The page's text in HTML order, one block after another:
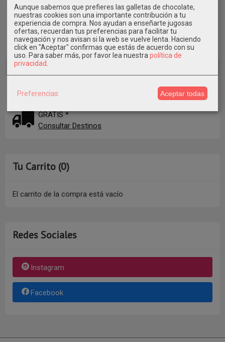
GRATIS *
Consultar Destinos
Tu Carrito (0)
El carrito de la compra está vacío
Redes Sociales
Instagram
Facebook
Aunque sabemos que prefieres las galletas de chocolate,
nuestras cookies son una importante contribución a tu
experiencia de compra. Nos ayudan a enseñarte jugosas
ofertas, recuerdan tus preferencias para facilitar tu
navegación y nos avisan si la web se vuelve lenta. Haciendo
click en "Aceptar" confirmas que estás de acuerdo con su
uso. Para saber más, por favor lea nuestra política de
privacidad
Preferencias Aceptar todas